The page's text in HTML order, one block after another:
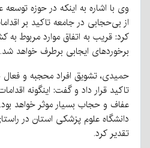
وی با اشاره به اینکه در حوزه
از بی‌حجابی در جامعه تاکید بر
کرد: قریب به اتفاق موارد مربوط
برخوردهای ایجابی برطرف خواهد شد.
حمیدی، تشویق افراد محجبه و
تاکید قرار داد و گفت: اینگونه
عفاف و حجاب بسیار موثر خواهد
دانشگاه علوم پزشکی استان در
تقدیر کرد.